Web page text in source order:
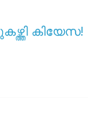
കിയേസ!